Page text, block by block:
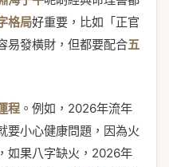
格局好重要，比如「正官
易發橫財，但都要配合五
程 。例如，2026年流年
要小心健康問題，因為火
如果八字缺火，2026年